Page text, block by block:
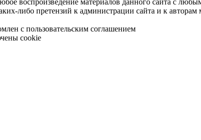
воспроизведение материалов данного сайта с
либо претензий к администрации сайта и к
с пользовательским соглашением
cookie